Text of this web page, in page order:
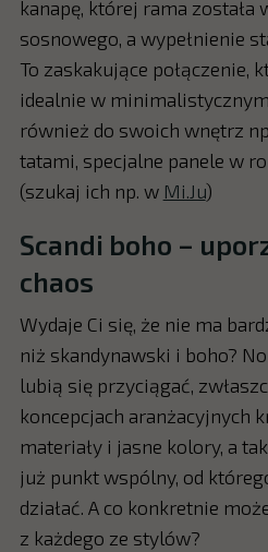
kanapę, której rama została
sosnowego, a wypełnienie
To zaskakujące połączenie,
idealnie w
również do swoich wnętrz
tatami, specjalne panele w
(szukaj ich np. w Mi.Ju)
Scandi boho –
chaos
Wydaje Ci się, że nie ma
niż skandynawski i boho?
lubią się przyciągać,
koncepcjach aranżacyjnych
materiały i jasne kolory, a
już punkt wspólny, od
działać. A co konkretnie
z każdego ze stylów?